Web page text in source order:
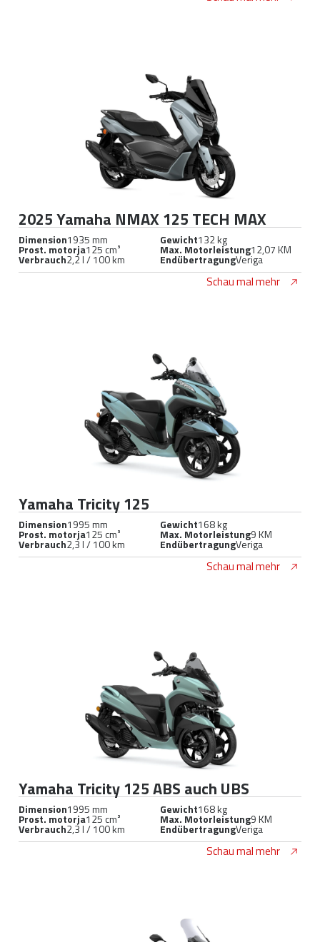
2025 Yamaha NMAX 125 TECH MAX
Dimension1935 mm Gewicht132 kg
Prost. motorja125 cm³ Max. Motorleistung12,07 KM
Verbrauch2,2 l / 100 km EndübertragungVeriga
Schau mal mehr
Yamaha Tricity 125
Dimension1995 mm Gewicht168 kg
Prost. motorja125 cm³ Max. Motorleistung9 KM
Verbrauch2,3 l / 100 km EndübertragungVeriga
Schau mal mehr
Yamaha Tricity 125 ABS auch UBS
Dimension1995 mm Gewicht168 kg
Prost. motorja125 cm³ Max. Motorleistung9 KM
Verbrauch2,3 l / 100 km EndübertragungVeriga
Schau mal mehr